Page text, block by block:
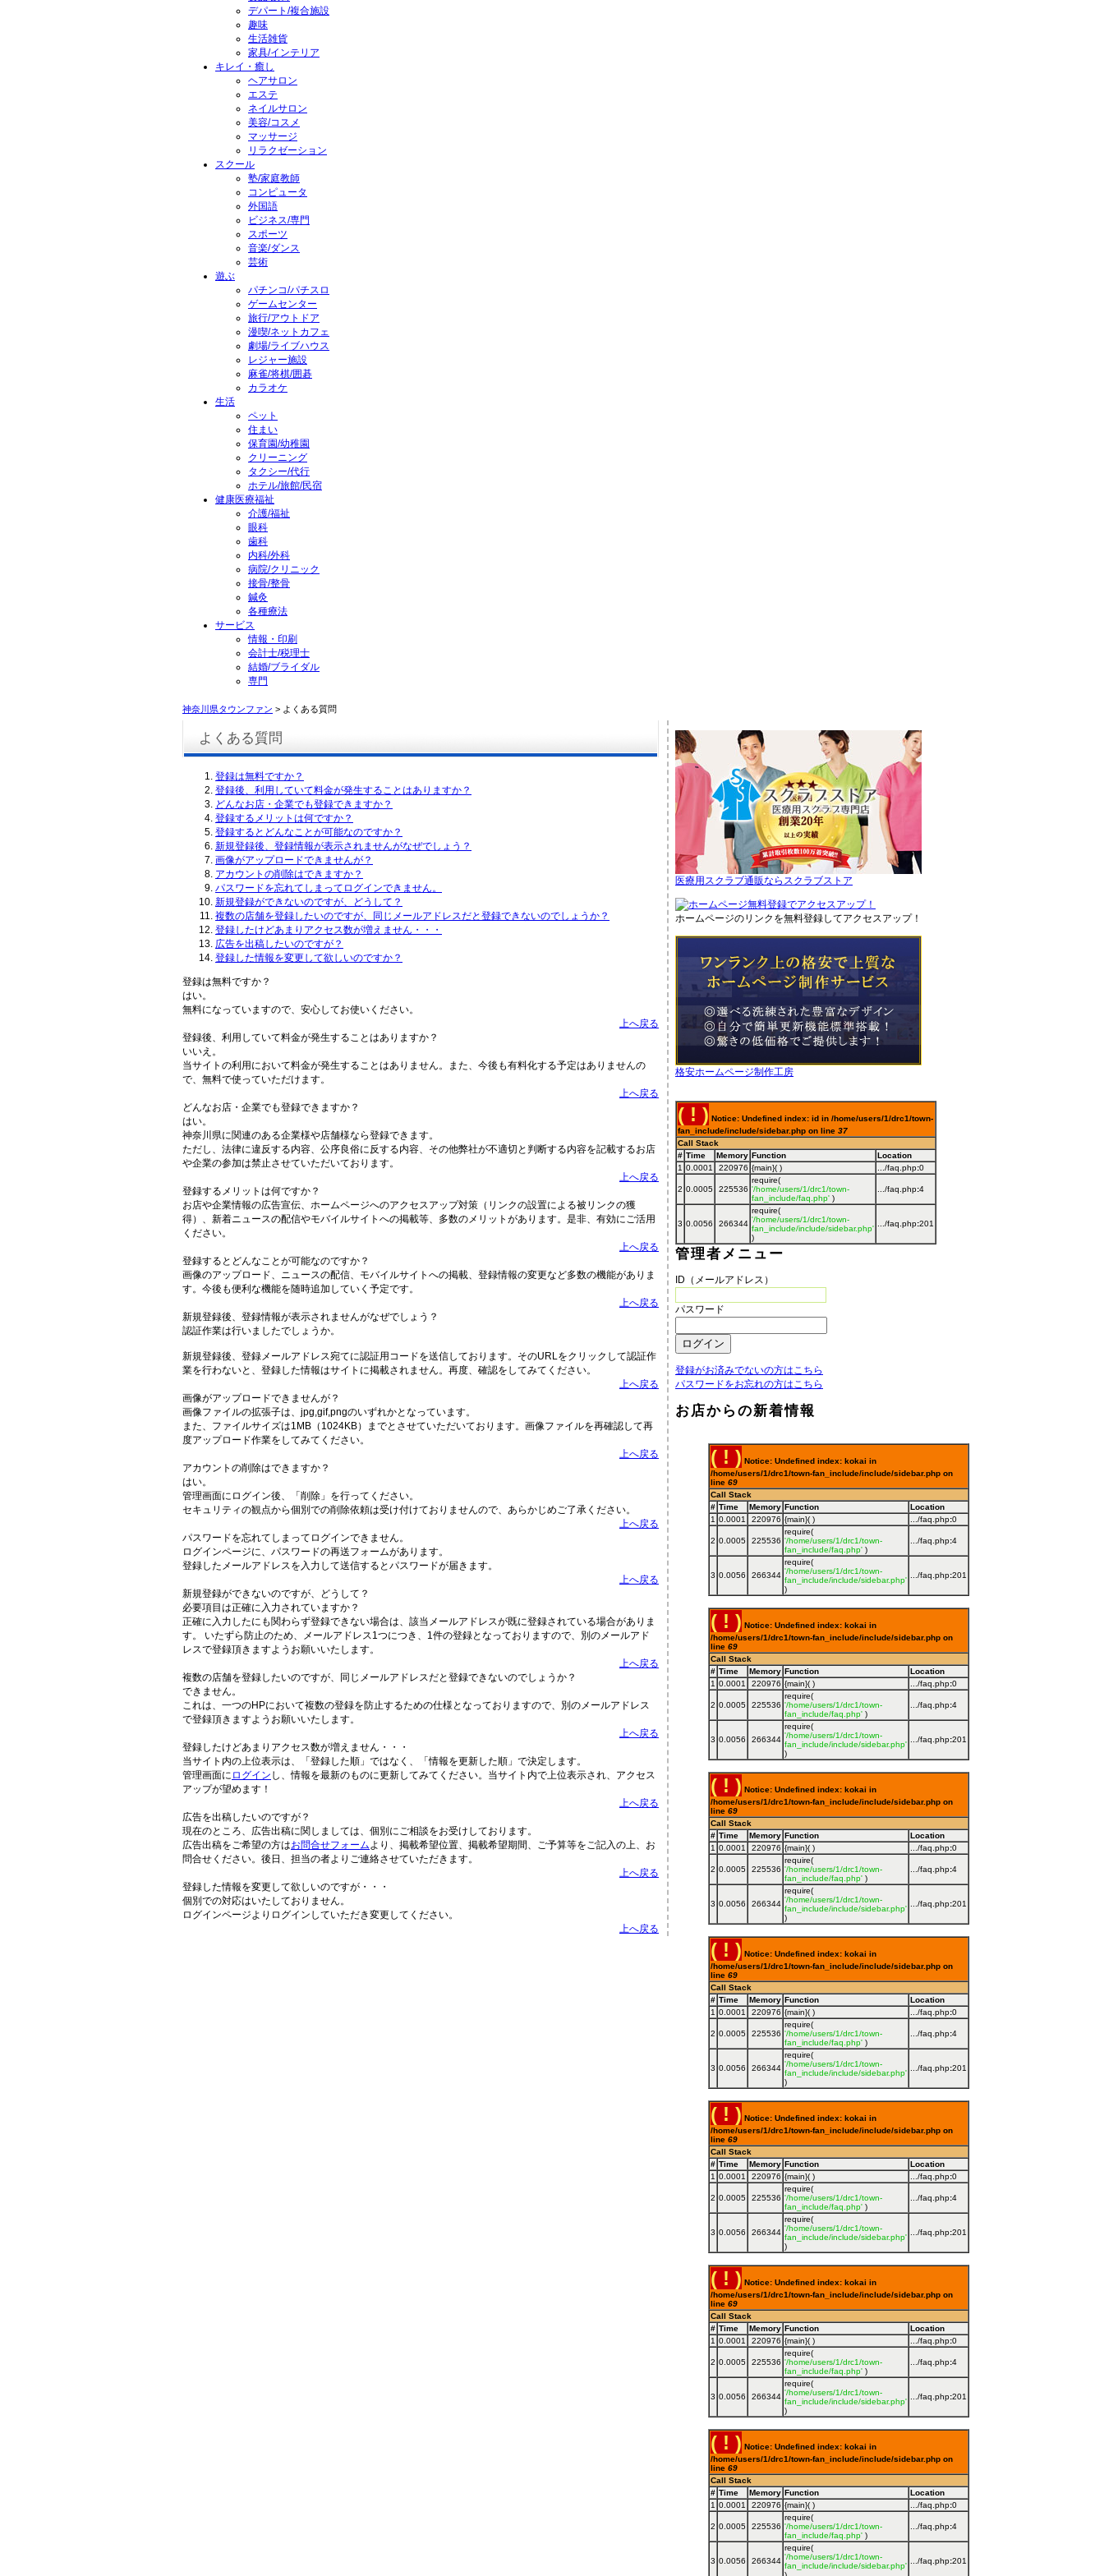
デパート/複合施設
趣味
生活雑貨
家具/インテリア
キレイ・癒し
ヘアサロン
エステ
ネイルサロン
美容/コスメ
マッサージ
リラクゼーション
スクール
塾/家庭教師
コンピュータ
外国語
ビジネス/専門
スポーツ
音楽/ダンス
芸術
遊ぶ
パチンコ/パチスロ
ゲームセンター
旅行/アウトドア
漫喫/ネットカフェ
劇場/ライブハウス
レジャー施設
麻雀/将棋/囲碁
カラオケ
生活
ペット
住まい
保育園/幼稚園
クリーニング
タクシー/代行
ホテル/旅館/民宿
健康医療福祉
介護/福祉
眼科
歯科
内科/外科
病院/クリニック
接骨/整骨
鍼灸
各種療法
サービス
情報・印刷
会計士/税理士
結婚/ブライダル
専門
神奈川県タウンファン > よくある質問
よくある質問
登録は無料ですか？
登録後、利用していて料金が発生することはありますか？
どんなお店・企業でも登録できますか？
登録するメリットは何ですか？
登録するとどんなことが可能なのですか？
新規登録後、登録情報が表示されませんがなぜでしょう？
画像がアップロードできませんが？
アカウントの削除はできますか？
パスワードを忘れてしまってログインできません。
新規登録ができないのですが、どうして？
複数の店舗を登録したいのですが、同じメールアドレスだと登録できないのでしょうか？
登録したけどあまりアクセス数が増えません・・・
広告を出稿したいのですが？
登録した情報を変更して欲しいのですか？
登録は無料ですか？
はい。
無料になっていますので、安心してお使いください。
上へ戻る
登録後、利用していて料金が発生することはありますか？
いいえ。
当サイトの利用において料金が発生することはありません。また、今後も有料化する予定はありませんの
で、無料で使っていただけます。
上へ戻る
どんなお店・企業でも登録できますか？
はい。
神奈川県に関連のある企業様や店舗様なら登録できます。
ただし、法律に違反する内容、公序良俗に反する内容、その他弊社が不適切と判断する内容を記載するお店
や企業の参加は禁止させていただいております。
上へ戻る
登録するメリットは何ですか？
お店や企業情報の広告宣伝、ホームページへのアクセスアップ対策（リンクの設置による被リンクの獲
得）、新着ニュースの配信やモバイルサイトへの掲載等、多数のメリットがあります。是非、有効にご活用
ください。
上へ戻る
登録するとどんなことが可能なのですか？
画像のアップロード、ニュースの配信、モバイルサイトへの掲載、登録情報の変更など多数の機能がありま
す。今後も便利な機能を随時追加していく予定です。
上へ戻る
新規登録後、登録情報が表示されませんがなぜでしょう？
認証作業は行いましたでしょうか。
新規登録後、登録メールアドレス宛てに認証用コードを送信しております。そのURLをクリックして認証作
業を行わないと、登録した情報はサイトに掲載されません。再度、確認をしてみてください。
上へ戻る
画像がアップロードできませんが？
画像ファイルの拡張子は、jpg,gif,pngのいずれかとなっています。
また、ファイルサイズは1MB（1024KB）までとさせていただいております。画像ファイルを再確認して再
度アップロード作業をしてみてください。
上へ戻る
アカウントの削除はできますか？
はい。
管理画面にログイン後、「削除」を行ってください。
セキュリティの観点から個別での削除依頼は受け付けておりませんので、あらかじめご了承ください。
上へ戻る
パスワードを忘れてしまってログインできません。
ログインページに、パスワードの再送フォームがあります。
登録したメールアドレスを入力して送信するとパスワードが届きます。
上へ戻る
新規登録ができないのですが、どうして？
必要項目は正確に入力されていますか？
正確に入力したにも関わらず登録できない場合は、該当メールアドレスが既に登録されている場合がありま
す。 いたずら防止のため、メールアドレス1つにつき、1件の登録となっておりますので、別のメールアド
レスで登録頂きますようお願いいたします。
上へ戻る
複数の店舗を登録したいのですが、同じメールアドレスだと登録できないのでしょうか？
できません。
これは、一つのHPにおいて複数の登録を防止するための仕様となっておりますので、別のメールアドレス
で登録頂きますようお願いいたします。
上へ戻る
登録したけどあまりアクセス数が増えません・・・
当サイト内の上位表示は、「登録した順」ではなく、「情報を更新した順」で決定します。
管理画面に ログイン し、情報を最新のものに更新してみてください。当サイト内で上位表示され、アクセス
アップが望めます！
上へ戻る
広告を出稿したいのですが？
現在のところ、広告出稿に関しましては、個別にご相談をお受けしております。
広告出稿をご希望の方はお問合せフォームより、掲載希望位置、掲載希望期間、ご予算等をご記入の上、お
問合せください。後日、担当の者よりご連絡させていただきます。
上へ戻る
登録した情報を変更して欲しいのですが・・・
個別での対応はいたしておりません。
ログインページよりログインしていただき変更してください。
上へ戻る
医療用スクラブ通販ならスクラブストア
ホームページのリンクを無料登録してアクセスアップ！
格安ホームページ制作工房
( ! ) Notice: Undefined index: id in /home/users/1/drc1/town-
fan_include/include/sidebar.php on line 37
Call Stack
# Time Memory Function
Location
1 0.0001 220976 {main}( ) .../faq.php:0
2 0.0005 225536
require(
'/home/users/1/drc1/town-
fan_include/faq.php' )
.../faq.php:4
3 0.0056 266344
require(
'/home/users/1/drc1/town-
fan_include/include/sidebar.php'
)
.../faq.php:201
管理者メニュー
ID（メールアドレス）
パスワード
登録がお済みでないの方はこちら
パスワードをお忘れの方はこちら
お店からの新着情報
( ! ) Notice: Undefined index: kokai in
/home/users/1/drc1/town-fan_include/include/sidebar.php on
line 69
Call Stack
# Time Memory Function
Location
1 0.0001 220976 {main}( ) .../faq.php:0
2 0.0005 225536
require(
'/home/users/1/drc1/town-
fan_include/faq.php' )
.../faq.php:4
3 0.0056 266344
require(
'/home/users/1/drc1/town-
fan_include/include/sidebar.php'
)
.../faq.php:201
( ! ) Notice: Undefined index: kokai in
/home/users/1/drc1/town-fan_include/include/sidebar.php on
line 69
Call Stack
# Time Memory Function
Location
1 0.0001 220976 {main}( ) .../faq.php:0
2 0.0005 225536
require(
'/home/users/1/drc1/town-
fan_include/faq.php' )
.../faq.php:4
3 0.0056 266344
require(
'/home/users/1/drc1/town-
fan_include/include/sidebar.php'
)
.../faq.php:201
( ! ) Notice: Undefined index: kokai in
/home/users/1/drc1/town-fan_include/include/sidebar.php on
line 69
Call Stack
# Time Memory Function
Location
1 0.0001 220976 {main}( ) .../faq.php:0
2 0.0005 225536
require(
'/home/users/1/drc1/town-
fan_include/faq.php' )
.../faq.php:4
3 0.0056 266344
require(
'/home/users/1/drc1/town-
fan_include/include/sidebar.php'
)
.../faq.php:201
( ! ) Notice: Undefined index: kokai in
/home/users/1/drc1/town-fan_include/include/sidebar.php on
line 69
Call Stack
# Time Memory Function
Location
1 0.0001 220976 {main}( ) .../faq.php:0
2 0.0005 225536
require(
'/home/users/1/drc1/town-
fan_include/faq.php' )
.../faq.php:4
3 0.0056 266344
require(
'/home/users/1/drc1/town-
fan_include/include/sidebar.php'
)
.../faq.php:201
( ! ) Notice: Undefined index: kokai in
/home/users/1/drc1/town-fan_include/include/sidebar.php on
line 69
Call Stack
# Time Memory Function
Location
1 0.0001 220976 {main}( ) .../faq.php:0
2 0.0005 225536
require(
'/home/users/1/drc1/town-
fan_include/faq.php' )
.../faq.php:4
3 0.0056 266344
require(
'/home/users/1/drc1/town-
fan_include/include/sidebar.php'
)
.../faq.php:201
( ! ) Notice: Undefined index: kokai in
/home/users/1/drc1/town-fan_include/include/sidebar.php on
line 69
Call Stack
# Time Memory Function
Location
1 0.0001 220976 {main}( ) .../faq.php:0
2 0.0005 225536
require(
'/home/users/1/drc1/town-
fan_include/faq.php' )
.../faq.php:4
3 0.0056 266344
require(
'/home/users/1/drc1/town-
fan_include/include/sidebar.php'
)
.../faq.php:201
( ! ) Notice: Undefined index: kokai in
/home/users/1/drc1/town-fan_include/include/sidebar.php on
line 69
Call Stack
# Time Memory Function
Location
1 0.0001 220976 {main}( ) .../faq.php:0
2 0.0005 225536
require(
'/home/users/1/drc1/town-
fan_include/faq.php' )
.../faq.php:4
3 0.0056 266344
require(
'/home/users/1/drc1/town-
fan_include/include/sidebar.php'
.../faq.php:201